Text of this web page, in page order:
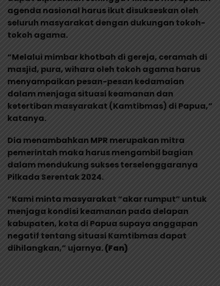
agenda nasional harus ikut disukseskan oleh
seluruh masyarakat dengan dukungan tokoh-
tokoh agama.
“Melalui mimbar khotbah di gereja, ceramah di
masjid, pura, wihara oleh tokoh agama harus
menyampaikan pesan-pesan kedamaian
dalam menjaga situasi keamanan dan
ketertiban masyarakat (Kamtibmas) di Papua,”
katanya.
Dia menambahkan MPR merupakan mitra
pemerintah maka harus mengambil bagian
dalam mendukung sukses terselenggaranya
Pilkada Serentak 2024.
“Kami minta masyarakat “akar rumput” untuk
menjaga kondisi keamanan pada delapan
kabupaten, kota di Papua supaya anggapan
negatif tentang situasi Kamtibmas dapat
dihilangkan,” ujarnya.(Fan)